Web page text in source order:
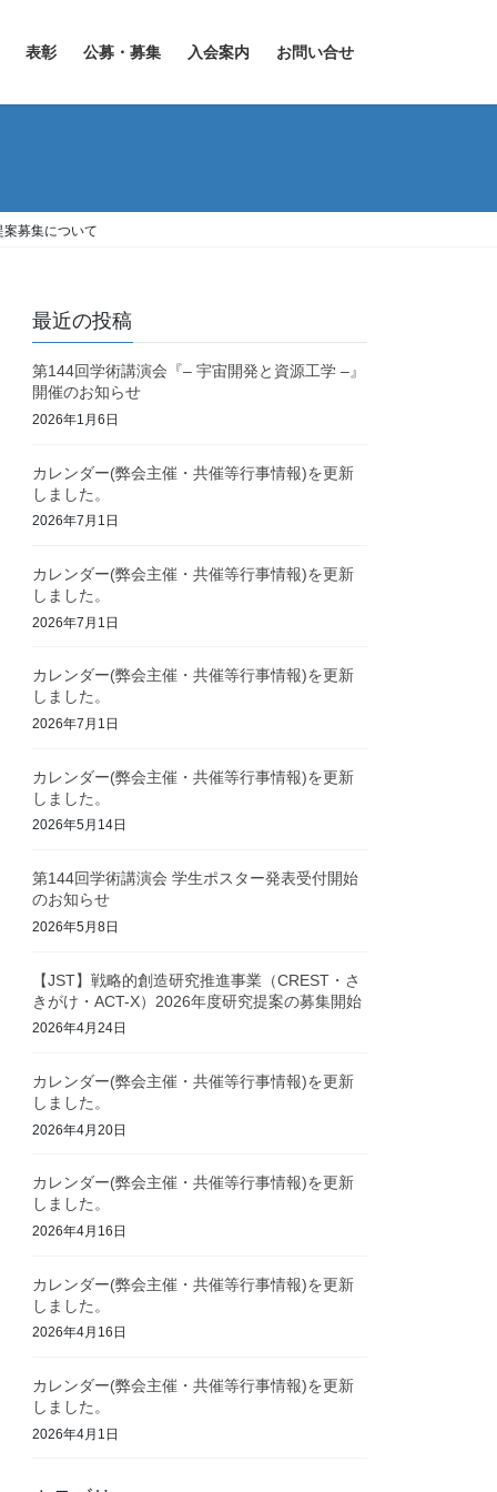
表彰 公募・募集 入会案内 お問い合せ
募集について
最近の投稿
第144回学術講演会『– 宇宙開発と資源工学 –』
開催のお知らせ
2026年1月6日
カレンダー(弊会主催・共催等行事情報)を更新
しました。
2026年7月1日
カレンダー(弊会主催・共催等行事情報)を更新
しました。
2026年7月1日
カレンダー(弊会主催・共催等行事情報)を更新
しました。
2026年7月1日
カレンダー(弊会主催・共催等行事情報)を更新
しました。
2026年5月14日
第144回学術講演会 学生ポスター発表受付開始
のお知らせ
2026年5月8日
【JST】戦略的創造研究推進事業（CREST・さ
きがけ・ACT-X）2026年度研究提案の募集開始
2026年4月24日
カレンダー(弊会主催・共催等行事情報)を更新
しました。
2026年4月20日
カレンダー(弊会主催・共催等行事情報)を更新
しました。
2026年4月16日
カレンダー(弊会主催・共催等行事情報)を更新
しました。
2026年4月16日
カレンダー(弊会主催・共催等行事情報)を更新
しました。
2026年4月1日